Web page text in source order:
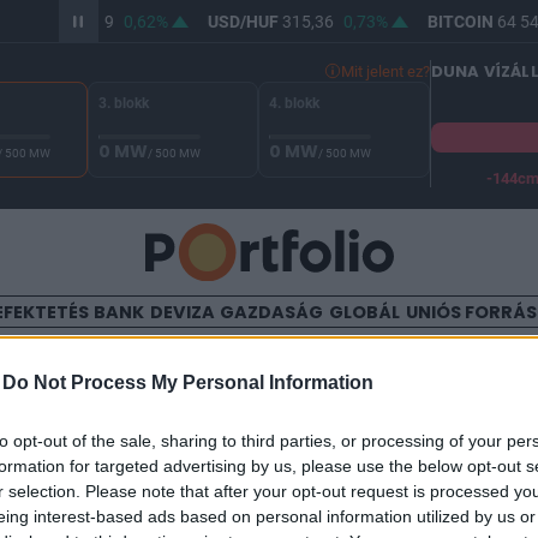
Do Not Process My Personal Information
opt-out of the sale, sharing to third parties, or processing of your
for targeted advertising by us, please use the below opt-out
selection. Please note that after your opt-out request is processed
interest-based ads based on personal information utilized by us
363,99 0,62% USD/HUF 315,36 0,73% BITCOIN64
Mit jelent ez?
/ 500 MW
3. blokk
0 MW/ 500 MW
4. blokk
0 MW/ 500 MW
DUNA
-144cm
BANK DEVIZA GAZDASÁG GLOBÁL UNIÓS
az irányt a magyar